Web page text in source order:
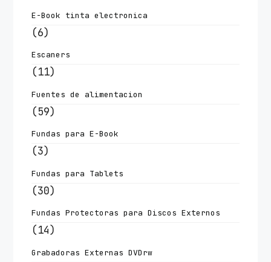
E-Book tinta electronica
(6)
Escaners
(11)
Fuentes de alimentacion
(59)
Fundas para E-Book
(3)
Fundas para Tablets
(30)
Fundas Protectoras para Discos Externos
(14)
Grabadoras Externas DVDrw